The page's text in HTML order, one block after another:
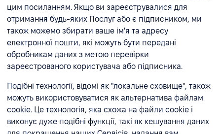
цим посиланням. Якщо ви зареєструвалися для
отримання будь-яких Послуг або є підписником, ми
також можемо збирати ваше ім'я та адресу
електронної пошти, які можуть бути передані
обробникам даних з метою перевірки
зареєстрованого користувача або підписника.
Подібні технології, відомі як "локальне сховище", також
можуть використовуватися як альтернатива файлам
cookie. Це технологія, яка схожа на файли cookie і
виконує дуже подібні функції, такі як кешування даних